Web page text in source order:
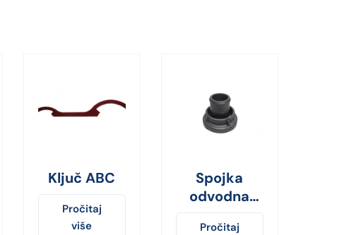
Ključ ABC
Pročitaj
više
Spojka
odvodna
PVC 52 mm
Pročitaj